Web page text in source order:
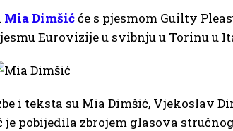
Mia Dimšićće s pjesmom Guilty
Eurovizije u svibnju u Torinu u
i teksta su Mia Dimšić, Vjekoslav
je pobijedila zbrojem glasova